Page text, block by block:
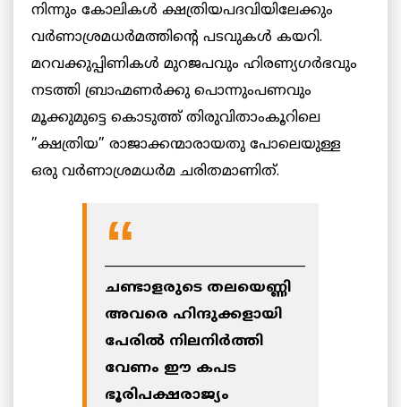
നിന്നും കോലികള്‍ ക്ഷത്രിയപദവിയിലേക്കും
വര്‍ണാശ്രമധര്‍മത്തിന്റെ പടവുകള്‍ കയറി.
മറവക്കുപ്പിണികള്‍ മുറജപവും ഹിരണ്യഗര്‍ഭവും
നടത്തി ബ്രാഹ്മണര്‍ക്കു പൊന്നുംപണവും
മൂക്കുമുട്ടെ കൊടുത്ത് തിരുവിതാംകൂറിലെ
”ക്ഷത്രിയ” രാജാക്കന്മാരായതു പോലെയുള്ള
ഒരു വര്‍ണാശ്രമധര്‍മ ചരിതമാണിത്.
ചണ്ടാളരുടെ തലയെണ്ണി
അവരെ ഹിന്ദുക്കളായി
പേരില്‍ നിലനിര്‍ത്തി
വേണം ഈ കപട
ഭൂരിപക്ഷരാജ്യം